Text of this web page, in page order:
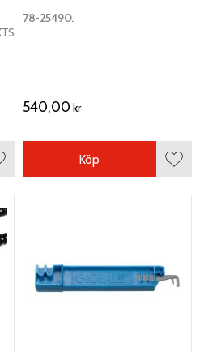
till i favoriter
78-25490.
540,00 kr
Köp